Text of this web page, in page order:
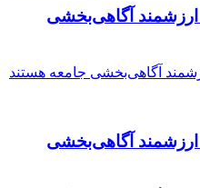
آگاهی‌بخشی
آگاهی‌بخشی